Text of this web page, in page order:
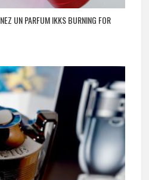
UN PARFUM IKKS BURNING FOR